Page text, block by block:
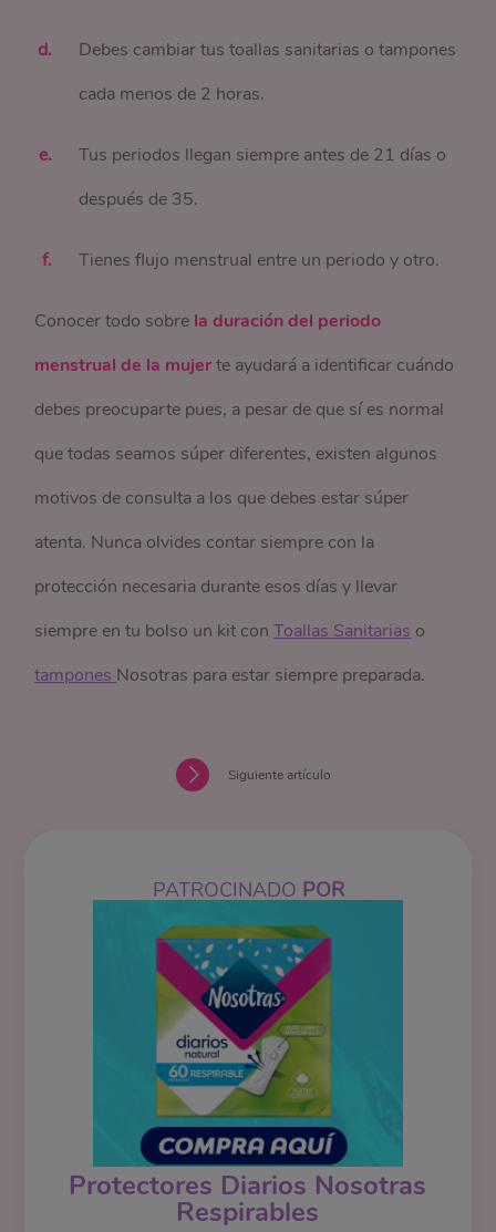
Debes cambiar tus toallas sanitarias o tampones
cada menos de 2 horas.
Tus periodos llegan siempre antes de 21 días o
después de 35.
Tienes flujo menstrual entre un periodo y otro.
Conocer todo sobre la duración del periodo
menstrual de la mujerte ayudará a identificar cuándo
debes preocuparte pues, a pesar de que sí es normal
que todas seamos súper diferentes, existen algunos
motivos de consulta a los que debes estar súper
atenta. Nunca olvides contar siempre con la
protección necesaria durante esos días y llevar
siempre en tu bolso un kit conToallas Sanitarias o
tampones Nosotras para estar siempre preparada.
Siguiente artículo
PATROCINADO POR
Protectores Diarios Nosotras
Respirables